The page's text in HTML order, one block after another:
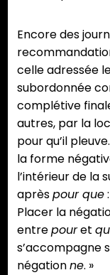
Encore des
celle adressée
subordonnée
complétive
autres, par la
pour qu’il
la forme
l’intérieur de la
aprèspour que
Placer la
entrepouret
s’accompagne
négationne. »